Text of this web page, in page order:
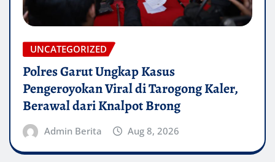
UNCATEGORIZED
Polres Garut Ungkap Kasus
Pengeroyokan Viral di Tarogong Kaler,
Berawal dari Knalpot Brong
Admin Berita Aug 8, 2026